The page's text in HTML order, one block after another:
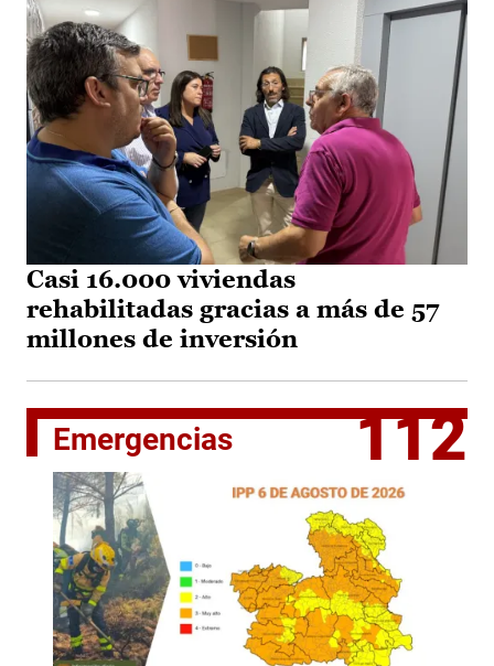
Casi 16.000 viviendas
rehabilitadas gracias a más de 57
millones de inversión
Emergencias 112